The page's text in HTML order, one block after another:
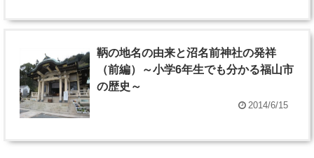
鞆の地名の由来と沼名前神社の発祥
（前編）～小学6年生でも分かる福山市
の歴史～
2014/6/15